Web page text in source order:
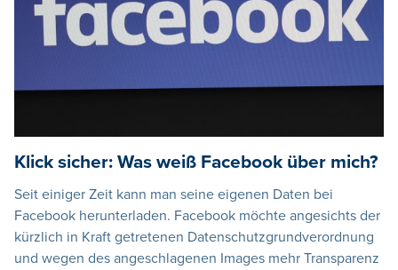
Klick sicher: Was weiß Facebook über mich?
Seit einiger Zeit kann man seine eigenen Daten bei
Facebook herunterladen. Facebook möchte angesichts der
kürzlich in Kraft getretenen Datenschutzgrundverordnung
und wegen des angeschlagenen Images mehr Transparenz